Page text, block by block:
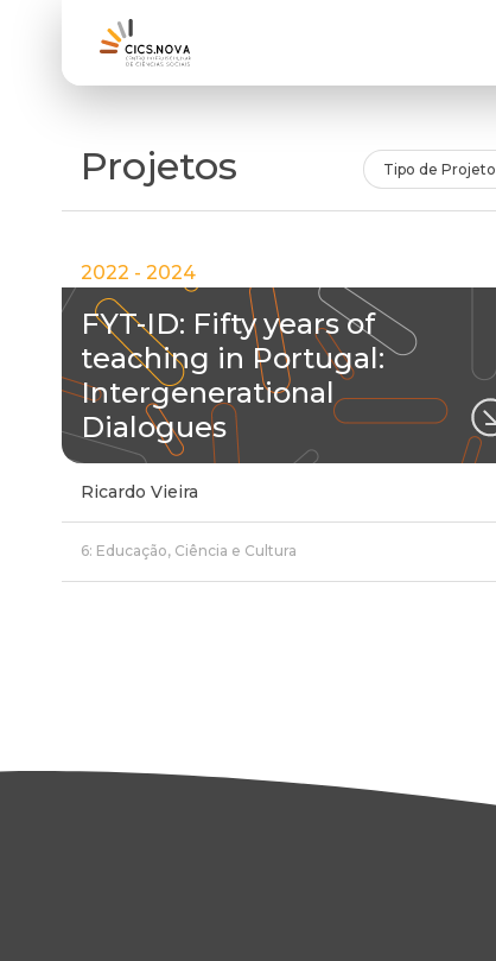
Projetos Tipo de Projeto
2022 - 2024
FYT-ID: Fifty years of
teaching in Portugal:
Intergenerational
Dialogues
Ricardo Vieira
6: Educação, Ciência e Cultura